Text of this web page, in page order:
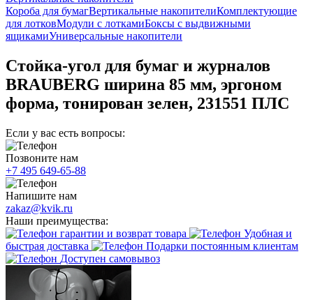
Короба для бумагВертикальные накопителиКомплектующие
для лотковМодули с лоткамиБоксы с выдвижными
ящикамиУниверсальные накопители
Стойка-угол для бумаг и журналов
BRAUBERG ширина 85 мм, эргоном
форма, тонирован зелен, 231551 ПЛС
Если у вас есть вопросы:
Позвоните нам
+7 495 649-65-88
Напишите нам
zakaz@kvik.ru
Наши преимущества:
гарантии и возврат товара
Удобная и
быстрая доставка
Подарки постоянным клиентам
Доступен самовывоз